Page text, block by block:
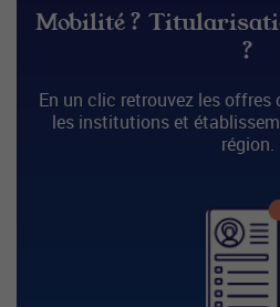
Mobilité ?
?
En un clic retrouvez les offres
les institutions et
région.